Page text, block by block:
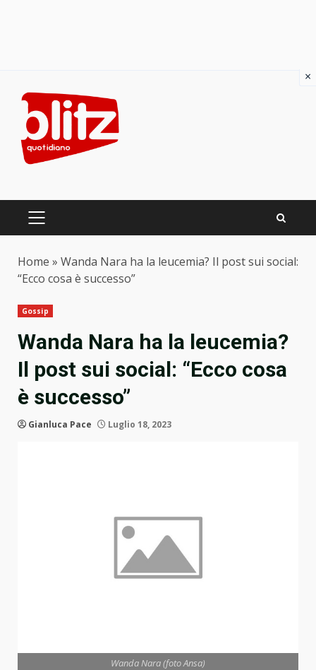
content
PRIMARY
Home » Wanda Nara ha la leucemia? Il post sui social:
“Ecco cosa è successo”
Gossip
Wanda Nara ha la leucemia?
Il post sui social: “Ecco cosa
è successo”
Gianluca Pace Luglio 18, 2023
Wanda Nara (foto Ansa)
×